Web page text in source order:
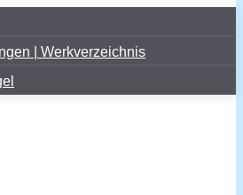
| Werkverzeichnis